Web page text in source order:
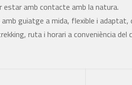
estar amb contacte amb la natura.
guiatge a mida, flexible i adaptat,
ruta i horari a conveniència